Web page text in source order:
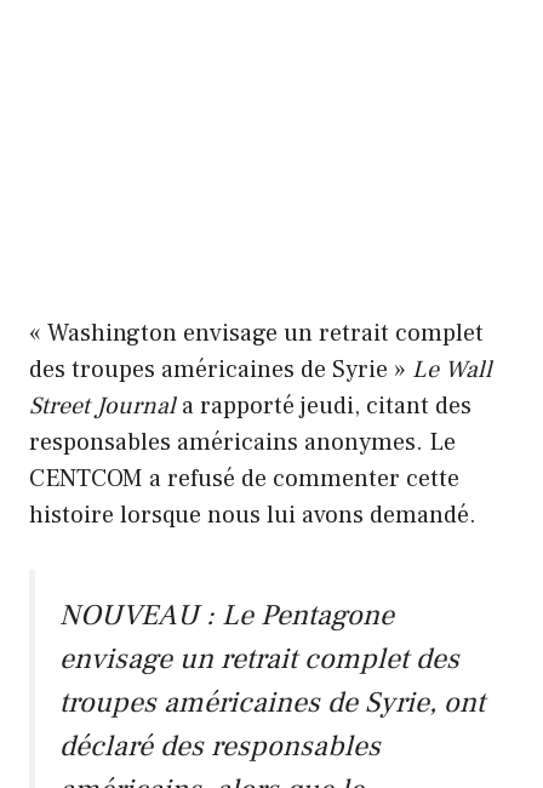
« Washington envisage un retrait complet
des troupes américaines de Syrie » Le Wall
Street Journala rapporté jeudi, citant des
responsables américains anonymes. Le
CENTCOM a refusé de commenter cette
histoire lorsque nous lui avons demandé.
NOUVEAU : Le Pentagone
envisage un retrait complet des
troupes américaines de Syrie, ont
déclaré des responsables